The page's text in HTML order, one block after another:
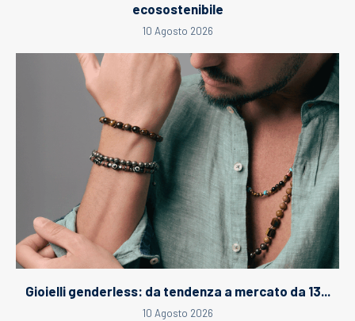
ecosostenibile
10 Agosto 2026
Gioielli genderless: da tendenza a mercato da 13...
10 Agosto 2026